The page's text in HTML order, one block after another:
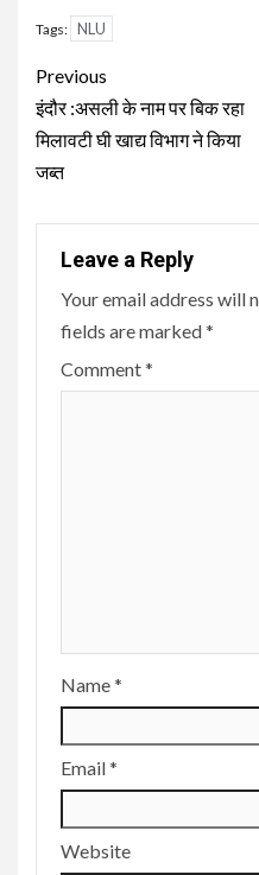
Tags: NLU
Continue
Reading
Previous
इंदौर :असली के नाम पर बिक रहा
मिलावटी घी खाद्य विभाग ने किया
जब्त
Leave a Reply
Your email address will
fields are marked*
Comment*
Name*
Email*
Website